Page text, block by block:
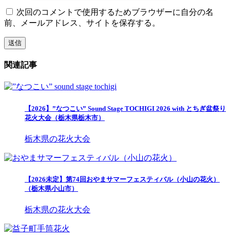
次回のコメントで使用するためブラウザーに自分の名
前、メールアドレス、サイトを保存する。
関連記事
【2026】”なつこい” Sound Stage TOCHIGI 2026 with とちぎ盆祭り
花火大会（栃木県栃木市）
栃木県の花火大会
【2026未定】第74回おやまサマーフェスティバル（小山の花火）
（栃木県小山市）
栃木県の花火大会